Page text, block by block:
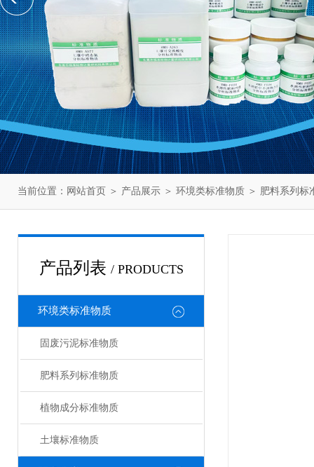
当前位置： 网站首页 ＞ 产品展示 ＞ 环境类标准物质 ＞ 肥料系列标
产品列表 / PRODUCTS
环境类标准物质
固废污泥标准物质
肥料系列标准物质
植物成分标准物质
土壤标准物质